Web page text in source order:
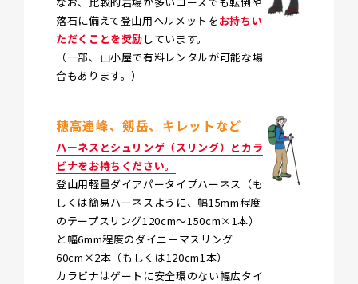
落石に備えて登山用ヘルメットをお持ちい
ただくことを奨励 しています。
（一部、山小屋で有料レンタルが可能な場
合もあります。）
穂高連峰、剱岳、キレットなど
ハーネスとシュリンゲ（スリング）とカラ
ビナをお持ちください。
登山用軽量ダイアパータイプハーネス（も
しくは簡易ハーネスように、幅15mm程度
のテープスリング120cm～150cm×1本）
と幅6mm程度のダイニーマスリング
60cm×2本（もしくは120cm1本）
カラビナはゲートに安全環のない幅広タイ